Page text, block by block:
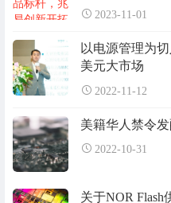
2023-11-01
以电源管理为
美元大市场
2022-11-12
美籍华人禁令
2022-10-31
关于NOR